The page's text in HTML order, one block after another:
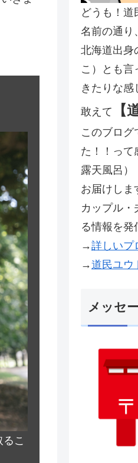
こ
どうも！道
名前の通り
北海道出身
こ）とも言
きたりな感
敢えて
【
このブログ
た！！って
露天風呂）
お届けしま
カップル・
る情報を発
→詳しいプ
→道民ユウ
メッセ